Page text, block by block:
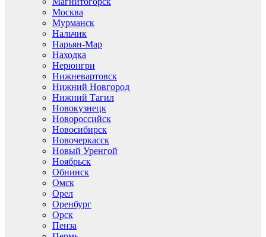
Москва
Мурманск
Нальчик
Нарьян-Мар
Находка
Нерюнгри
Нижневартовск
Нижний Новгород
Нижний Тагил
Новокузнецк
Новороссийск
Новосибирск
Новочеркасск
Новый Уренгой
Ноябрьск
Обнинск
Омск
Орел
Оренбург
Орск
Пенза